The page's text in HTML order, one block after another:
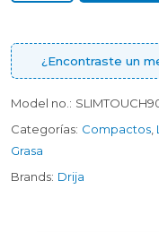
¿Encontraste un
Model no.:
Categorías: Compactos
Grasa
Brands: Drija